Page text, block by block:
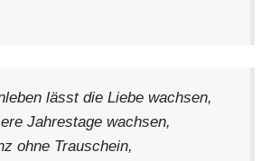
lässt die Liebe wachsen,
Jahrestage wachsen,
ohne Trauschein,